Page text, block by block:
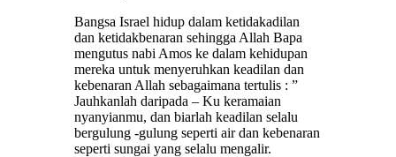
Bangsa Israel hidup dalam ketidakadilan
dan ketidakbenaran sehingga Allah Bapa
mengutus nabi Amos ke dalam kehidupan
mereka untuk menyeruhkan keadilan dan
kebenaran Allah sebagaimana tertulis : ”
Jauhkanlah daripada – Ku keramaian
nyanyianmu, dan biarlah keadilan selalu
bergulung -gulung seperti air dan kebenaran
seperti sungai yang selalu mengalir.